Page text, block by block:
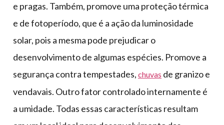
e pragas. Também, promove uma proteção térmica
e de fotoperíodo, que é a ação da luminosidade
solar, pois a mesma pode prejudicar o
desenvolvimento de algumas espécies. Promove a
segurança contra tempestades, chuvas de granizo e
vendavais. Outro fator controlado internamente é
a umidade. Todas essas características resultam